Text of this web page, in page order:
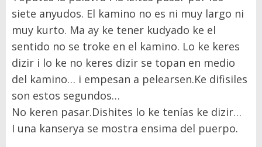
siete anyudos. El kamino no es ni muy largo ni
muy kurto. Ma ay ke tener kudyado ke el
sentido no se troke en el kamino. Lo ke keres
dizir i lo ke no keres dizir se topan en medio
del kamino… i empesan a pelearsen.Ke difisiles
son estos segundos…
No keren pasar.Dishites lo ke tenías ke dizir…
I una kanserya se mostra ensima del puerpo.